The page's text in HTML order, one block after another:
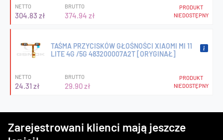
NETTO
304.83 zł
BRUTTO
374.94 zł
PRODUKT
NIEDOSTĘPNY
TAŚMA PRZYCISKÓW GŁOŚNOŚCI XIAOMI MI 11
LITE 4G /5G 483200007A2T [ORYGINAŁ]
NETTO
24.31 zł
BRUTTO
29.90 zł
PRODUKT
NIEDOSTĘPNY
Zarejestrowani klienci mają jeszcze